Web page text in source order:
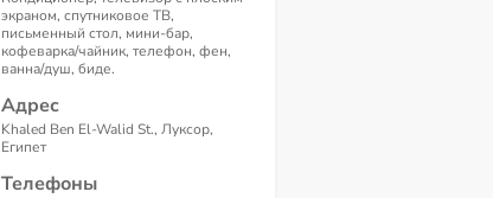
экраном, спутниковое ТВ,
письменный стол, мини-бар,
кофеварка/чайник, телефон, фен,
ванна/душ, биде.
Адрес
Khaled Ben El-Walid St., Луксор,
Египет
Телефоны